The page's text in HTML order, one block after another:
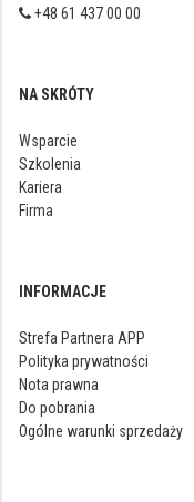
+48 61 437 00 00
NA SKRÓTY
Wsparcie
Szkolenia
Kariera
Firma
INFORMACJE
Strefa Partnera APP
Polityka prywatności
Nota prawna
Do pobrania
Ogólne warunki sprzedaży